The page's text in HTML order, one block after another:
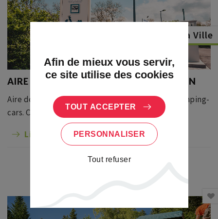
Dambach la Ville
AIRE DE CAMPING-CARS DU FRANKSTEIN
Aire de stationnement et de service pour les camping-
cars. Caravanes non autorisées.
Lire la suite
Afin de mieux vous servir,
ce site utilise des cookies
TOUT ACCEPTER
PERSONNALISER
Tout refuser